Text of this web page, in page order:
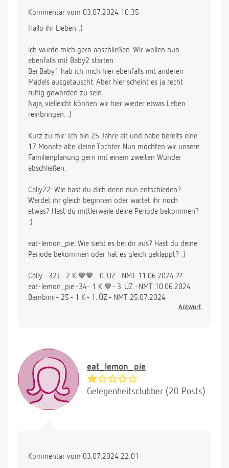
Kommentar vom 03.07.2024 10:35
Hallo ihr Lieben :)
ich würde mich gern anschließen. Wir wollen nun
ebenfalls mit Baby2 starten.
Bei Baby1 hab ich mich hier ebenfalls mit anderen
Mädels ausgetauscht. Aber hier scheint es ja recht
ruhig geworden zu sein.
Naja, vielleicht können wir hier wieder etwas Leben
reinbringen. :)
Kurz zu mir: Ich bin 25 Jahre alt und habe bereits eine
17 Monate alte kleine Tochter. Nun möchten wir unsere
Familienplanung gern mit einem zweiten Wunder
abschließen.
Cally22: Wie hast du dich denn nun entschieden?
Werdet ihr gleich beginnen oder wartet ihr noch
etwas? Hast du mittlerweile deine Periode bekommen?
:)
eat-lemon_pie: Wie sieht es bei dir aus? Hast du deine
Periode bekommen oder hat es gleich geklappt? :)
Cally - 32J - 2 K 💙💙 - 0. ÜZ - NMT 11.06.2024 ??
eat-lemon_pie -34- 1 K 💙- 3. ÜZ. -NMT 10.06.2024
Bambinii - 25 - 1 K - 1. ÜZ - NMT 25.07.2024
Antwort
eat_lemon_pie
Gelegenheitsclubber (20 Posts)
Kommentar vom 03.07.2024 22:01